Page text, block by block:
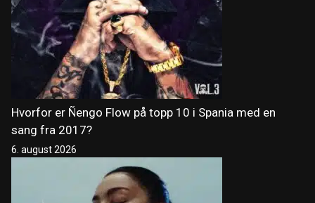
Hvorfor er Ñengo Flow på topp 10 i Spania med en
sang fra 2017?
6. august 2026